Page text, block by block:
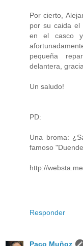
Por cierto,
por su caida el
en el casco
pequeña
delantera,
Un saludo!
PD:
Una broma:
famoso
http://
Responder
Paco Muñoz